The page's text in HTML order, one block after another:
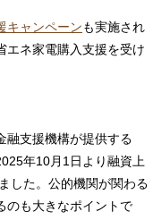
キャンペーンも実施され
エネ家電購入支援を受け
融支援機構が提供する
年10月1日より融資上
した。公的機関が関わる
のも大きなポイントで